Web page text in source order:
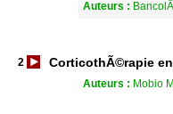
Auteurs :
2 CorticothÃ©rapie
Auteurs : Mobio